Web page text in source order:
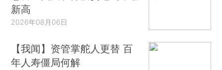
新高
2026年08月06日
【我闻】资管掌舵人更替 百
年人寿僵局何解